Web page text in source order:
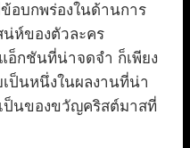
อบกพร่องในด้านการ
น่ห์ของตัวละคร
กชันที่น่าจดจำ ก็เพียง
ป็นหนึ่งในผลงานที่น่า
ป็นของขวัญคริสต์มาสที่